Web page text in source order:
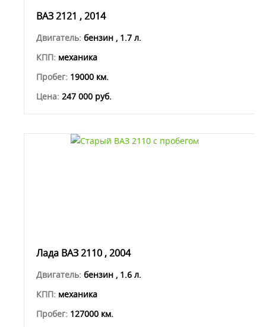
ВАЗ 2121 , 2014
Двигатель: бензин , 1.7 л.
КПП: механика
Пробег: 19000 км.
Цена: 247 000 руб.
Лада ВАЗ 2110 , 2004
Двигатель: бензин , 1.6 л.
КПП: механика
Пробег: 127000 км.